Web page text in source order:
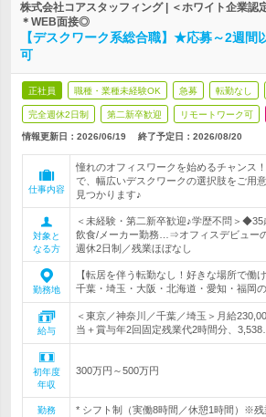
株式会社コアスタッフィング | ＜ホワイト企業認
＊WEB面接◎
【デスクワーク系総合職】★応募～2週間
可
正社員 職種・業種未経験OK 急募 転勤なし
完全週休2日制 第二新卒歓迎 リモートワーク可
情報更新日：2026/06/19 終了予定日： 2026/08/20
仕事内容
憧れのオフィスワークを始めるチャンス
で、幅広いデスクワークの選択肢をご用
見つかります♪
対象と
なる方
＜未経験・第二新卒歓迎♪学歴不問＞
飲食/メーカー勤務…⇒オフィスデビュー
週休2日制／残業ほぼなし
勤務地
【転居を伴う転勤なし！好きな場所で働
千葉・埼玉・大阪・北海道・愛知・福岡
給与
＜東京／神奈川／千葉／埼玉＞月給
当＋賞与年2回固定残業代2時間分、3,538…
初年度
年収
300万円～500万円
勤務
* シフト制（実働8時間／休憩1時間）※残